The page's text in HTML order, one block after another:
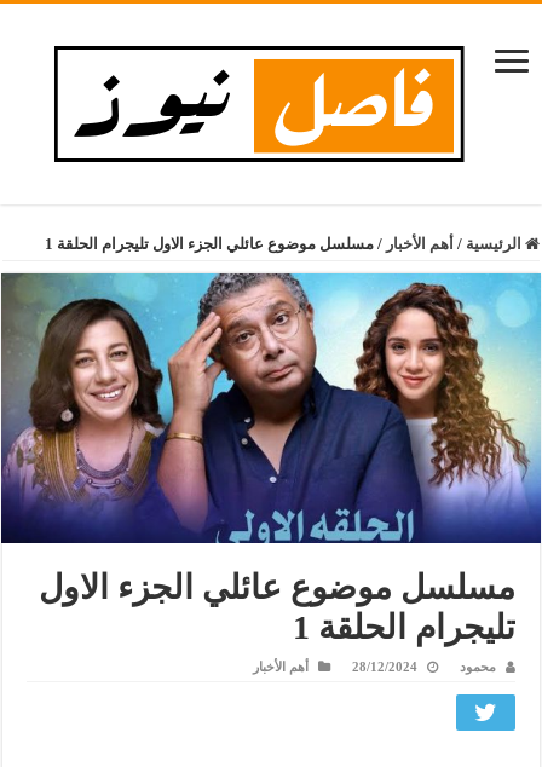
الرئيسية / أهم الأخبار / مسلسل موضوع عائلي الجزء الاول تليجرام الحلقة 1
مسلسل موضوع عائلي الجزء الاول
تليجرام الحلقة 1
محمود 28/12/2024 أهم الأخبار